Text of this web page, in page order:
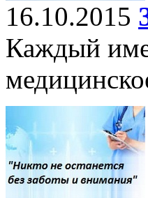
16.10.2015
Каждый